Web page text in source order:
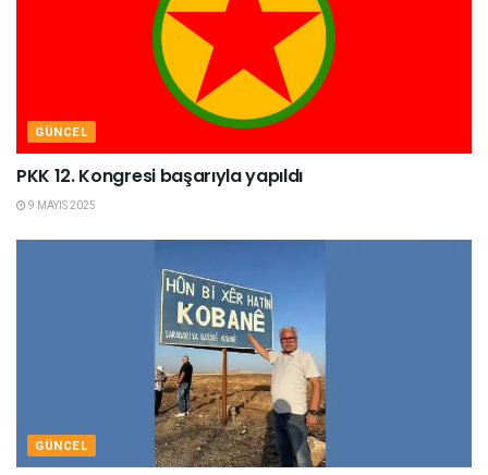
GÜNCEL
PKK 12. Kongresi başarıyla yapıldı
9 MAYIS 2025
GÜNCEL